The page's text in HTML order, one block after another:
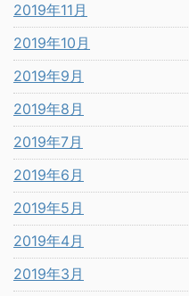
2019年11月
2019年10月
2019年9月
2019年8月
2019年7月
2019年6月
2019年5月
2019年4月
2019年3月